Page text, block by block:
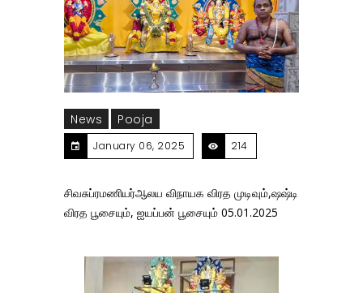
News Pooja
January 06, 2025 214
சிவசுப்ரமணியர்ஆலய விநாயக விரத முடிவும்,ஷஷ்டி
விரத பூசையும், ஐயப்பன் பூசையும் 05.01.2025